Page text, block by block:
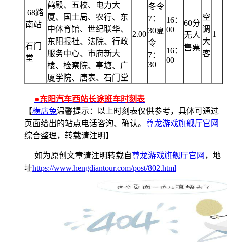
68路
南站
—
石门
堂
鹤殿、五校、电力大
厦、国土局、农行、东
中体育馆、世纪联华、
东阳报社、法院、行政
服务中心、市府新大
楼、检察院、亭塘、广
厦学院、唐表、石门堂
2.00
冬令
7：
30夏
令
7：
30
16：
00
16：
00
60分
无人
售票
空
调
大
客
1
●东阳汽车西站长途班车时刻表
【横店兔温馨提示：以上时刻表仅供参考，具体可通过
页面给出的站点电话咨询、确认。 尊龙游戏旗舰厅官网
综合整理，转载请注明】
如为原创文章请注明转载自尊龙游戏旗舰厅官网 ，地
址https://www.hengdiantour.com/post/802.html